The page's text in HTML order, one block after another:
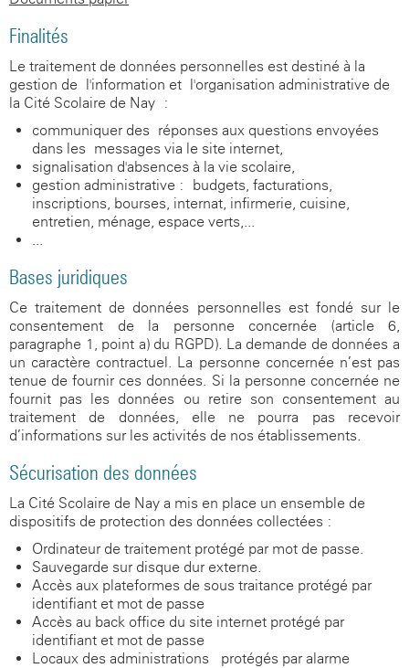
Finalités
Le traitement de données personnelles est destiné à la
gestion de l'information et l'organisation administrative de
la Cité Scolaire de Nay :
communiquer des réponses aux questions envoyées
dans les messages via le site internet,
signalisation d'absences à la vie scolaire,
gestion administrative : budgets, facturations,
inscriptions, bourses, internat, infirmerie, cuisine,
entretien, ménage, espace verts,...
...
Bases juridiques
Ce traitement de données personnelles est fondé sur le
consentement de la personne concernée (article 6,
paragraphe 1, point a) du RGPD). La demande de données a
un caractère contractuel. La personne concernée n’est pas
tenue de fournir ces données. Si la personne concernée ne
fournit pas les données ou retire son consentement au
traitement de données, elle ne pourra pas recevoir
d’informations sur les activités de nos établissements.
Sécurisation des données
La Cité Scolaire de Nay a mis en place un ensemble de
dispositifs de protection des données collectées :
Ordinateur de traitement protégé par mot de passe.
Sauvegarde sur disque dur externe.
Accès aux plateformes de sous-traitance protégé par
identifiant et mot de passe
Accès au back office du site internet protégé par
identifiant et mot de passe
Locaux des administrations protégés par alarme